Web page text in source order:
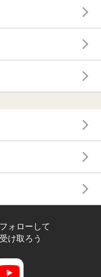
ォローして
け取ろう